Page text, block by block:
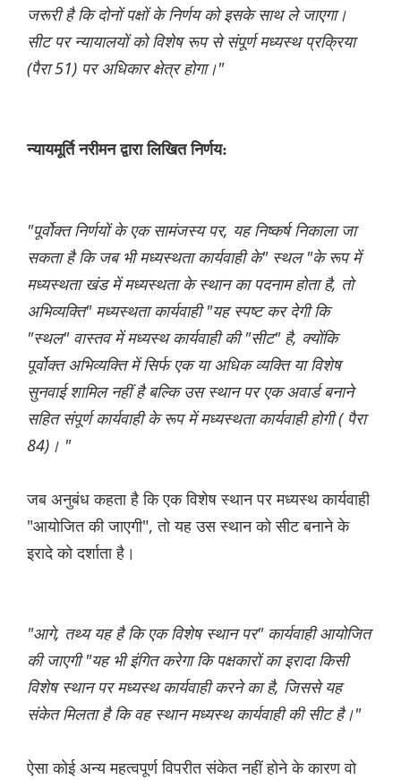
जरूरी है कि दोनों पक्षों के निर्णय को इसके साथ ले जाएगा।
सीट पर न्यायालयों को विशेष रूप से संपूर्ण मध्यस्थ प्रक्रिया
(पैरा 51) पर अधिकार क्षेत्र होगा।"
न्यायमूर्ति नरीमन द्वारा लिखित निर्णय:
"पूर्वोक्त निर्णयों के एक सामंजस्य पर, यह निष्कर्ष निकाला जा
सकता है कि जब भी मध्यस्थता कार्यवाही के" स्थल "के रूप में
मध्यस्थता खंड में मध्यस्थता के स्थान का पदनाम होता है, तो
अभिव्यक्ति" मध्यस्थता कार्यवाही "यह स्पष्ट कर देगी कि
"स्थल" वास्तव में मध्यस्थ कार्यवाही की "सीट" है, क्योंकि
पूर्वोक्त अभिव्यक्ति में सिर्फ एक या अधिक व्यक्ति या विशेष
सुनवाई शामिल नहीं है बल्कि उस स्थान पर एक अवार्डबनाने
सहित संपूर्ण कार्यवाही के रूप में मध्यस्थता कार्यवाही होगी ( पैरा
84)। "
जब अनुबंध कहता है कि एक विशेष स्थान पर मध्यस्थ कार्यवाही
"आयोजित की जाएगी", तो यह उस स्थान को सीट बनाने के
इरादे को दर्शाता है।
"आगे, तथ्य यह है कि एक विशेष स्थान पर" कार्यवाही आयोजित
की जाएगी "यह भी इंगित करेगा कि पक्षकारों का इरादा किसी
विशेष स्थान पर मध्यस्थ कार्यवाही करने का है, जिससे यह
संकेत मिलता है कि वह स्थान मध्यस्थ कार्यवाही की सीट है।"
ऐसा कोई अन्य महत्वपूर्ण विपरीत संकेत नहीं होने के कारण वो